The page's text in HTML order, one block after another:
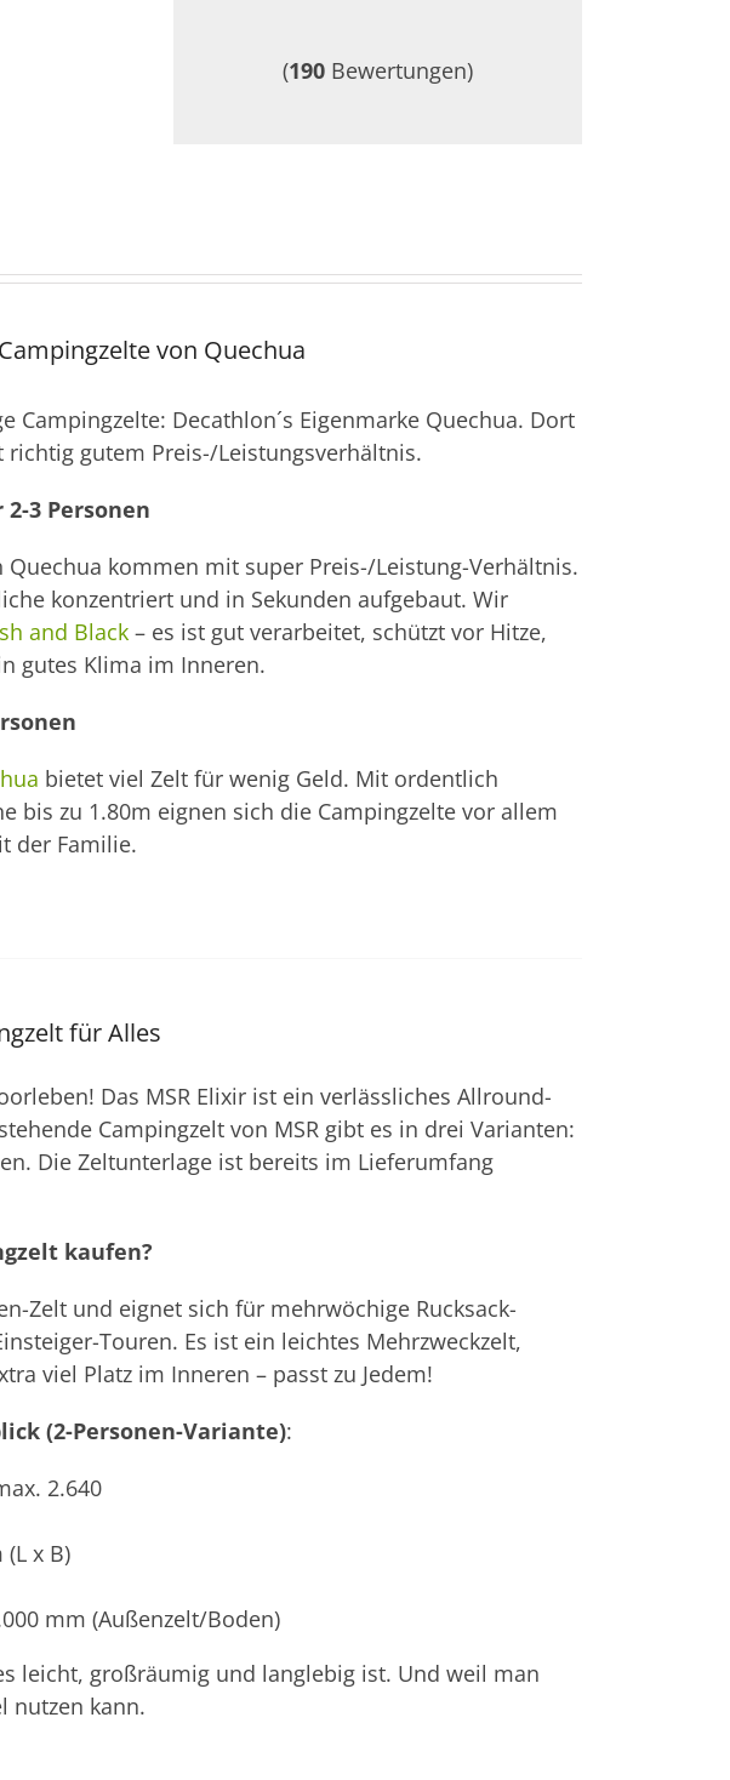
(190Bewertungen)
von Quechua
Campingzelte: Decathlon´s Eigenmarke Quechua. Dort
gutem Preis-/Leistungsverhältnis.
3 Personen
Quechua kommen mit super Preis-/Leistung-Verhältnis.
konzentriert und in Sekunden aufgebaut. Wir
and Black – es ist gut verarbeitet, schützt vor Hitze,
gutes Klima im Inneren.
bietet viel Zelt für wenig Geld. Mit ordentlich
bis zu 1.80m eignen sich die Campingzelte vor allem
der Familie.
für Alles
Das MSR Elixir ist ein verlässliches Allround-
Campingzelt von MSR gibt es in drei Varianten:
Die Zeltunterlage ist bereits im Lieferumfang
kaufen?
Zelt und eignet sich für mehrwöchige Rucksack-
Touren. Es ist ein leichtes Mehrzweckzelt,
viel Platz im Inneren – passt zu Jedem!
(2-Personen-Variante):
2.640
(L x B)
mm (Außenzelt/Boden)
leicht, großräumig und langlebig ist. Und weil man
nutzen kann.